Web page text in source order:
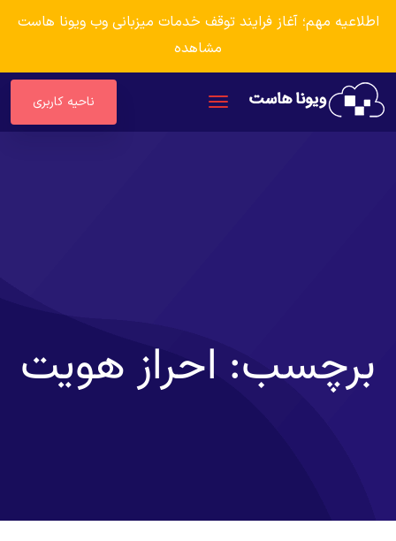
اطلاعیه مهم؛ آغاز فرایند توقف خدمات میزبانی وب ویونا هاست
مشاهده
ناحیه کاربری
برچسب: احراز هویت